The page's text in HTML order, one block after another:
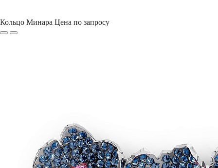
Кольцо Минара Цена по запросу